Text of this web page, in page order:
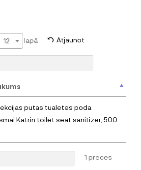
12 lapā Atjaunot
putas tualetes poda
Katrin toilet seat sanitizer, 500
1 preces